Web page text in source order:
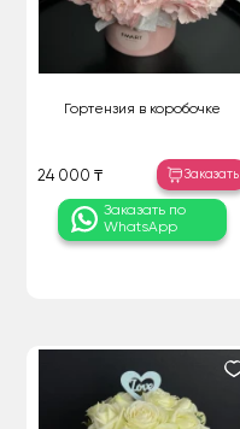
Гортензия в коробочке
24 000 ₸ Заказать
Заказать по
WhatsApp